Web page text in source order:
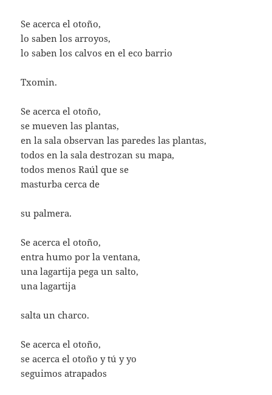
Se acerca el otoño,
lo saben los arroyos,
lo saben los calvos en el eco barrio
Txomin.
Se acerca el otoño,
se mueven las plantas,
en la sala observan las paredes las plantas,
todos en la sala destrozan su mapa,
todos menos Raúl que se
masturba cerca de
su palmera.
Se acerca el otoño,
entra humo por la ventana,
una lagartija pega un salto,
una lagartija
salta un charco.
Se acerca el otoño,
se acerca el otoño y tú y yo
seguimos atrapados